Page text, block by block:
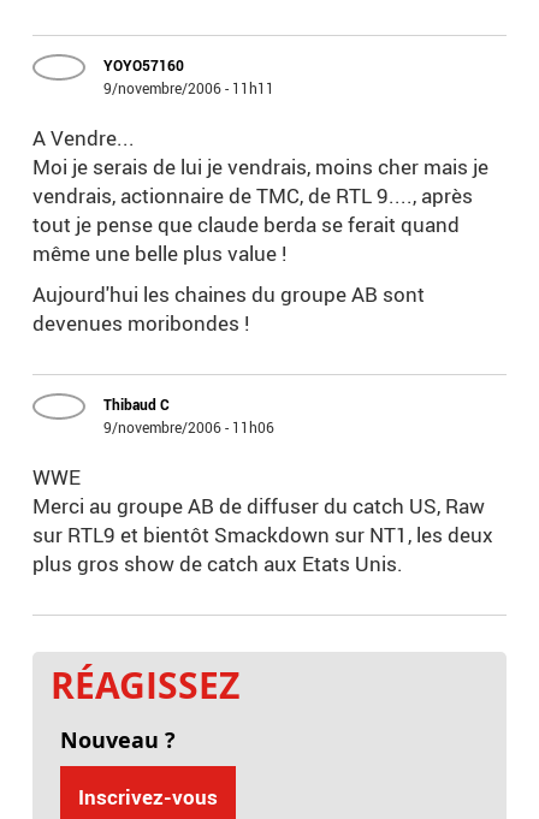
YOYO57160
9/novembre/2006 - 11h11
A Vendre...
Moi je serais de lui je vendrais, moins cher mais je
vendrais, actionnaire de TMC, de RTL 9...., après
tout je pense que claude berda se ferait quand
même une belle plus value !
Aujourd'hui les chaines du groupe AB sont
devenues moribondes !
Thibaud C
9/novembre/2006 - 11h06
WWE
Merci au groupe AB de diffuser du catch US, Raw
sur RTL9 et bientôt Smackdown sur NT1, les deux
plus gros show de catch aux Etats Unis.
RÉAGISSEZ
Nouveau ?
Inscrivez-vous